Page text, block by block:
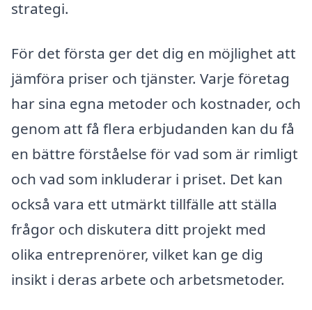
strategi.
För det första ger det dig en möjlighet att
jämföra priser och tjänster. Varje företag
har sina egna metoder och kostnader, och
genom att få flera erbjudanden kan du få
en bättre förståelse för vad som är rimligt
och vad som inkluderar i priset. Det kan
också vara ett utmärkt tillfälle att ställa
frågor och diskutera ditt projekt med
olika entreprenörer, vilket kan ge dig
insikt i deras arbete och arbetsmetoder.